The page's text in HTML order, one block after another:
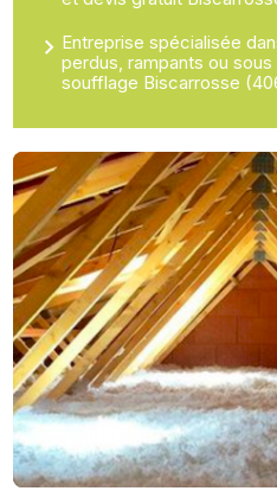
Entreprise spécialisée
perdus, rampants ou
soufflage Biscarrosse